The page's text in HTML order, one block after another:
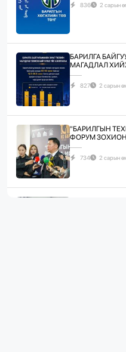
836 2 сарын
БАРИЛГА
МАГАДЛАЛ
827 2 сарын
"БАРИЛГЫН
ФОРУМ ЗОХИОН
734 2 сарын